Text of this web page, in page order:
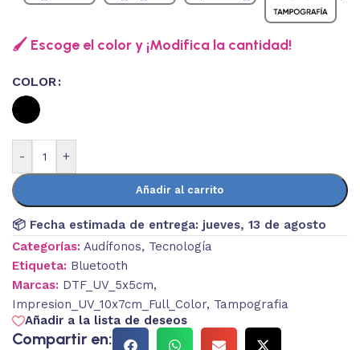
🖌️ Escoge el color y ¡Modifica la cantidad!
COLOR
- +
Añadir al carrito
📦 Fecha estimada de entrega: jueves, 13 de agosto
Categorías: Audífonos, Tecnología
Etiqueta: Bluetooth
Marcas: DTF_UV_5x5cm,
Impresion_UV_10x7cm_Full_Color, Tampografia
Añadir a la lista de deseos
Compartir en: